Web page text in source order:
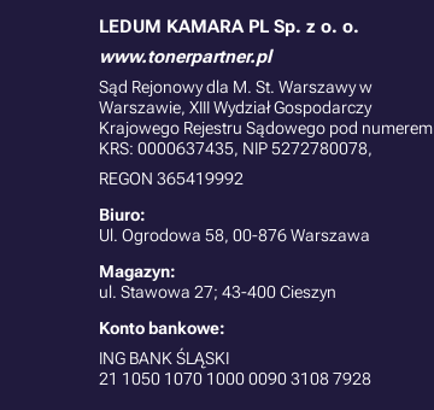
LEDUM KAMARA PL Sp. z o. o.
www.tonerpartner.pl
Sąd Rejonowy dla M. St. Warszawy w
Warszawie, XIII Wydział Gospodarczy
Krajowego Rejestru Sądowego pod numerem
KRS: 0000637435, NIP 5272780078,
REGON 365419992
Biuro:
Ul. Ogrodowa 58, 00-876 Warszawa
Magazyn:
ul. Stawowa 27; 43-400 Cieszyn
Konto bankowe:
ING BANK ŚLĄSKI
21 1050 1070 1000 0090 3108 7928